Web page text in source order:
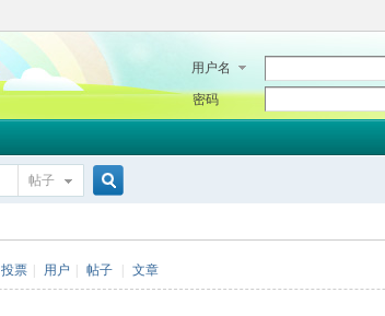
用户名
密码
帖子
投票 用户 帖子 文章